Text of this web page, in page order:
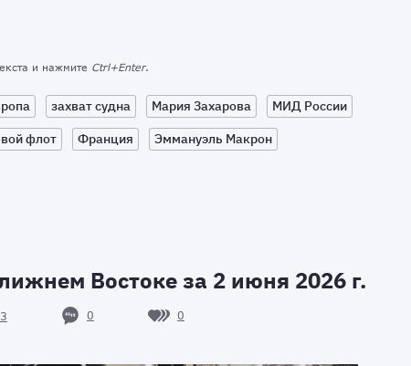
и нажмите Ctrl+Enter.
захват судна Мария Захарова
МИД России
флот
Франция Эммануэль Макрон
Востоке за 2 июня 2026 г.
0 0